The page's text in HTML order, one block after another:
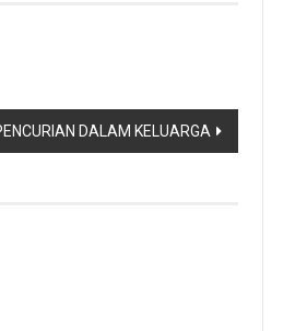
DALAM KELUARGA